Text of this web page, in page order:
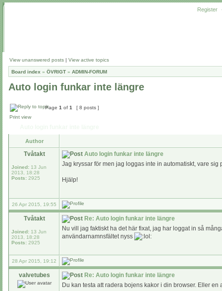
Register
View unanswered posts | View active topics
Board index » ÖVRIGT » ADMIN-FORUM
Auto login funkar inte längre
Page 1 of 1
[ 8 posts ]
Print view
Author
Tvåtakt
Joined: 13 Jun
2013, 18:28
Posts: 2925
Auto login funkar inte längre
Jag kryssar för men jag loggas inte in automatiskt, vare sig
Hjälp!
26 Apr 2015, 19:55
Tvåtakt
Joined: 13 Jun
2013, 18:28
Posts: 2925
Re: Auto login funkar inte längre
Nu vill jag faktiskt ha det här fixat, jag har loggat in så
användarnamnsfältet nyss
28 Apr 2015, 19:12
valvetubes
Re: Auto login funkar inte längre
Du kan testa att radera bojens kakor i din browser. Eller